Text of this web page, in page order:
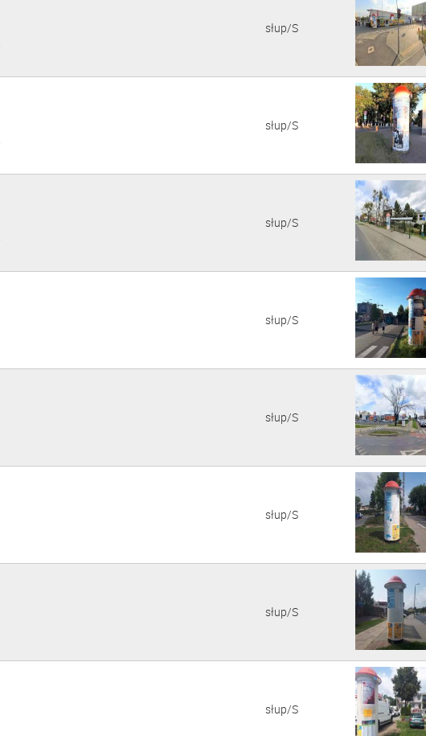
słup/S
słup/S
słup/S
słup/S
słup/S
słup/S
słup/S
słup/S